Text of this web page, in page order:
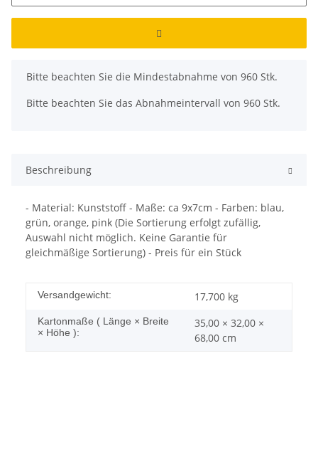
x
Bitte beachten Sie die Mindestabnahme von 960 Stk.
Bitte beachten Sie das Abnahmeintervall von 960 Stk.
Beschreibung
- Material: Kunststoff - Maße: ca 9x7cm - Farben: blau,
grün, orange, pink (Die Sortierung erfolgt zufällig,
Auswahl nicht möglich. Keine Garantie für
gleichmäßige Sortierung) - Preis für ein Stück
Versandgewicht: 17,700 kg
Kartonmaße ( Länge × Breite
× Höhe ):
35,00 × 32,00 ×
68,00 cm